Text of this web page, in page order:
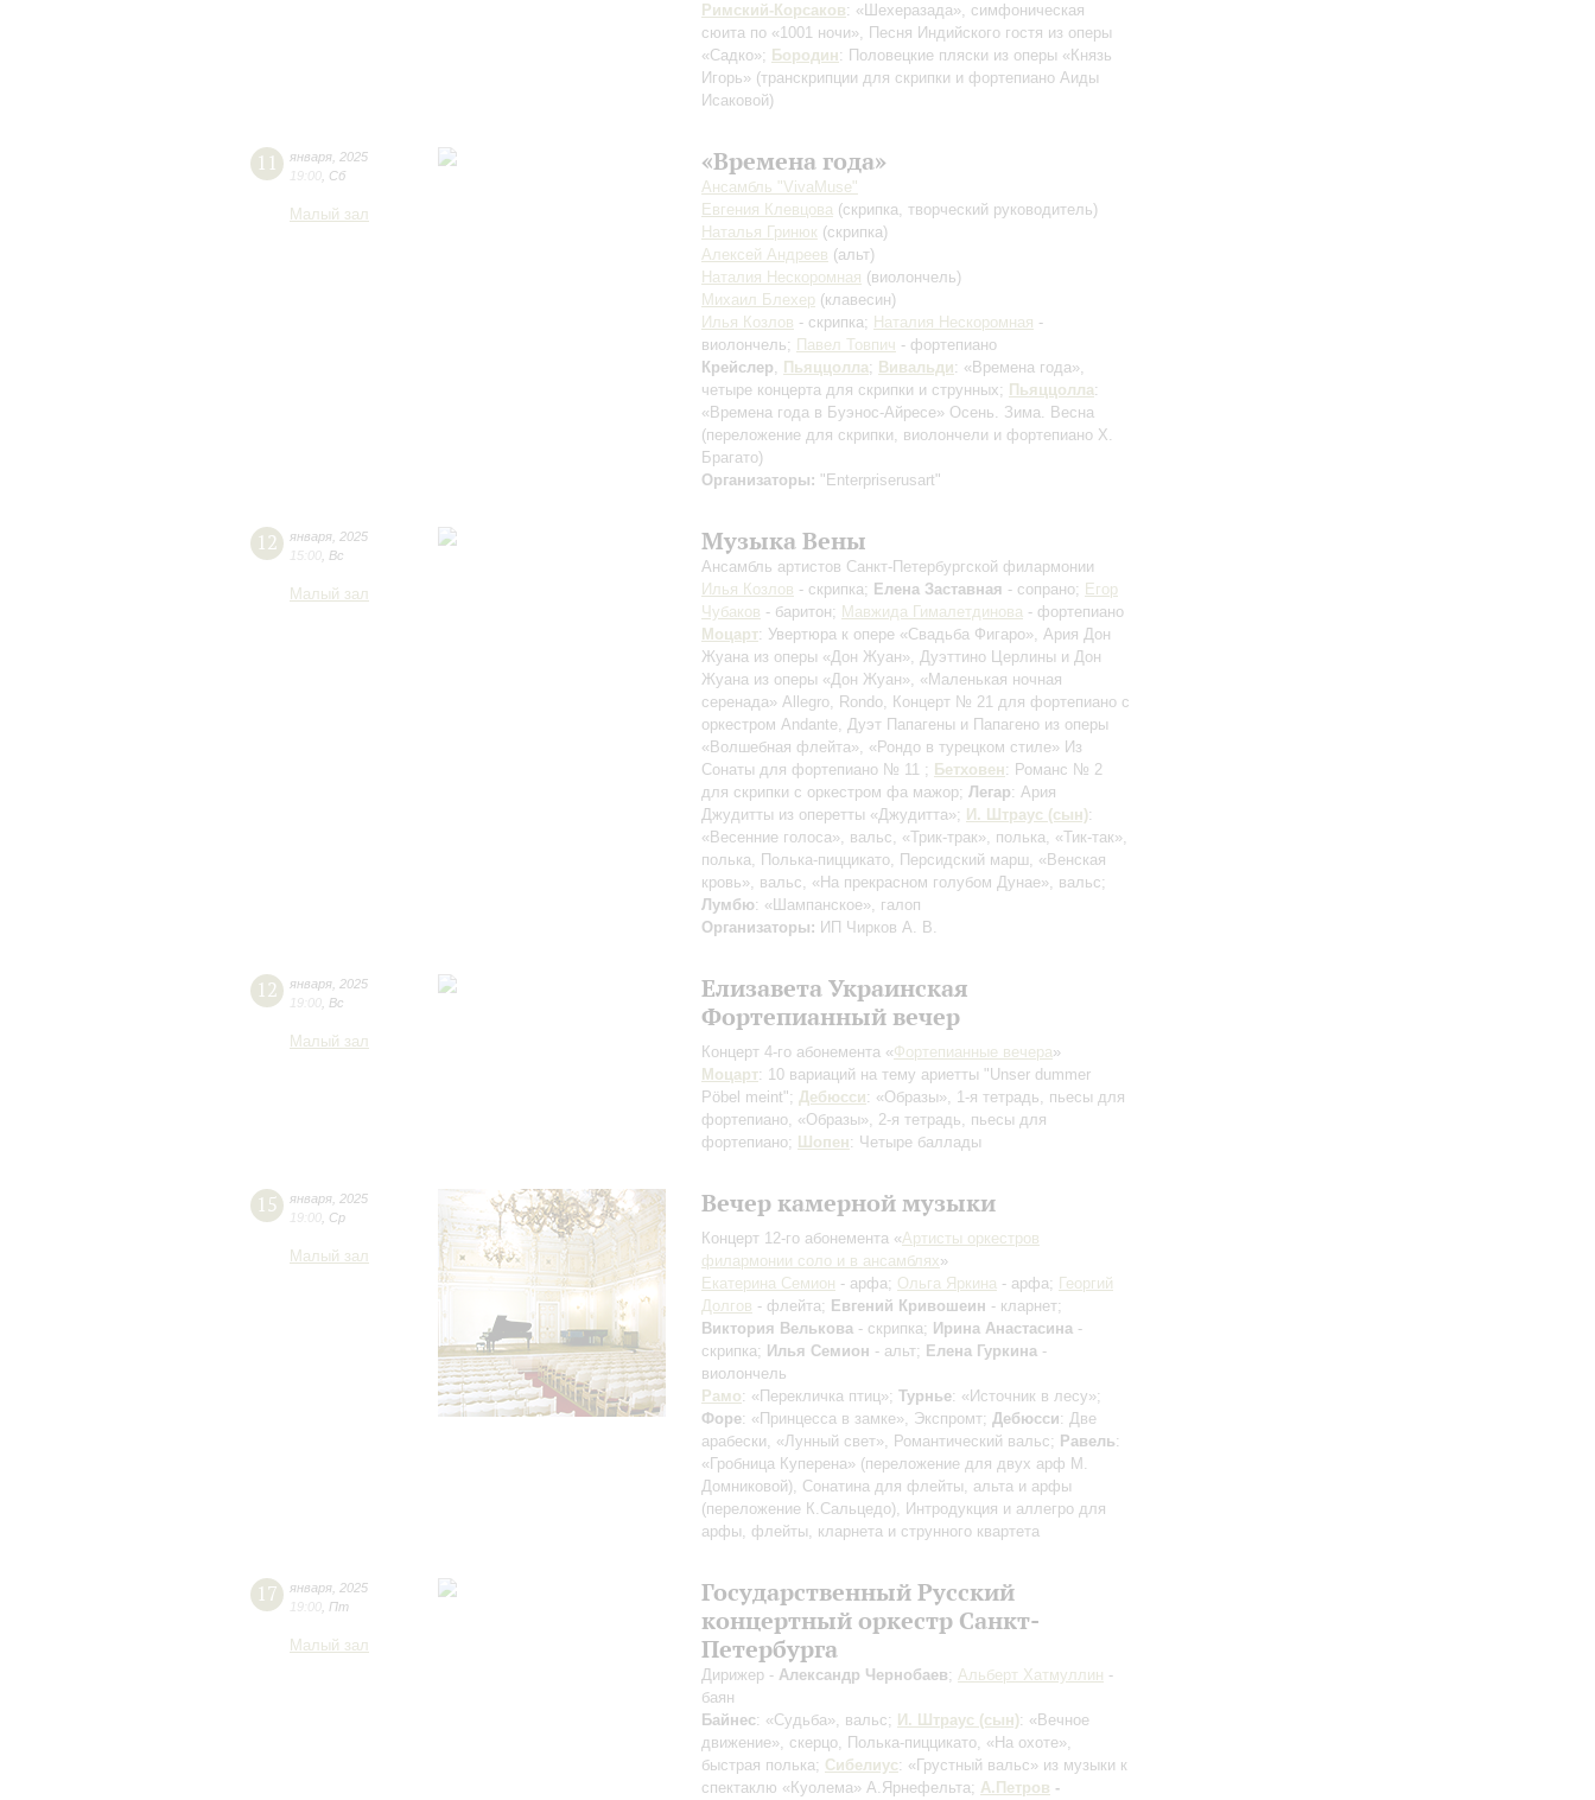
Римский-Корсаков: «Шехеразада», симфоническая
сюита по «1001 ночи», Песня Индийского гостя из оперы
«Садко»; Бородин: Половецкие пляски из оперы «Князь
Игорь» (транскрипции для скрипки и фортепиано Аиды
Исаковой)
11 января 2025
19:00 Сб
Малый зал
«Времена года»
Ансамбль "VivaMusе"
Евгения Клевцова (скрипка, творческий руководитель)
Наталья Гринюк (скрипка)
Алексей Андреев (альт)
Наталия Нескоромная (виолончель)
Михаил Блехер (клавесин)
Илья Козлов - скрипка; Наталия Нескоромная -
виолончель; Павел Товпич - фортепиано
Крейслер, Пьяццолла; Вивальди: «Времена года»,
четыре концерта для скрипки и струнных; Пьяццолла:
«Времена года в Буэнос-Айресе» Осень. Зима. Весна
(переложение для скрипки, виолончели и фортепиано Х.
Брагато)
Организаторы: "Enterpriserusart"
12 января 2025
15:00 Вс
Малый зал
Музыка Вены
Ансамбль артистов Санкт-Петербургской филармонии
Илья Козлов - скрипка; Елена Заставная - сопрано; Егор
Чубаков - баритон; Мавжида Гималетдинова - фортепиано
Моцарт: Увертюра к опере «Свадьба Фигаро», Ария Дон
Жуана из оперы «Дон Жуан», Дуэттино Церлины и Дон
Жуана из оперы «Дон Жуан», «Маленькая ночная
серенада» Allegro, Rondo, Концерт № 21 для фортепиано с
оркестром Andante, Дуэт Папагены и Папагено из оперы
«Волшебная флейта», «Рондо в турецком стиле» Из
Сонаты для фортепиано № 11 ; Бетховен: Романс № 2
для скрипки с оркестром фа мажор; Легар: Ария
Джудитты из оперетты «Джудитта»; И. Штраус (сын):
«Весенние голоса», вальс, «Трик-трак», полька, «Тик-так»,
полька, Полька-пиццикато, Персидский марш, «Венская
кровь», вальс, «На прекрасном голубом Дунае», вальс;
Лумбю: «Шампанское», галоп
Организаторы: ИП Чирков А. В.
12 января 2025
19:00 Вс
Малый зал
Елизавета Украинская
Фортепианный вечер
Концерт 4-го абонемента «Фортепианные вечера»
Моцарт: 10 вариаций на тему ариетты "Unser dummer
Pöbel meint"; Дебюсси: «Образы», 1-я тетрадь, пьесы для
фортепиано, «Образы», 2-я тетрадь, пьесы для
фортепиано; Шопен: Четыре баллады
15 января 2025
19:00 Ср
Малый зал
Вечер камерной музыки
Концерт 12-го абонемента «Артисты оркестров
филармонии соло и в ансамблях»
Екатерина Семион - арфа; Ольга Яркина - арфа; Георгий
Долгов - флейта; Евгений Кривошеин - кларнет;
Виктория Велькова - скрипка; Ирина Анастасина -
скрипка; Илья Семион - альт; Елена Гуркина -
виолончель
Рамо: «Перекличка птиц»; Турнье: «Источник в лесу»;
Форе: «Принцесса в замке», Экспромт; Дебюсси: Две
арабески, «Лунный свет», Романтический вальс; Равель:
«Гробница Куперена» (переложение для двух арф М.
Домниковой), Сонатина для флейты, альта и арфы
(переложение К.Сальцедо), Интродукция и аллегро для
арфы, флейты, кларнета и струнного квартета
17 января 2025
19:00 Пт
Малый зал
Государственный Русский
концертный оркестр Санкт-
Петербурга
Дирижер - Александр Чернобаев; Альберт Хатмуллин -
баян
Байнес: «Судьба», вальс; И. Штраус (сын): «Вечное
движение», скерцо, Полька-пиццикато, «На охоте»,
быстрая полька; Сибелиус: «Грустный вальс» из музыки к
спектаклю «Куолема» А.Ярнефельта; А.Петров -